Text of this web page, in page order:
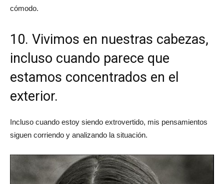
cómodo.
10. Vivimos en nuestras cabezas,
incluso cuando parece que
estamos concentrados en el
exterior.
Incluso cuando estoy siendo extrovertido, mis pensamientos
siguen corriendo y analizando la situación.